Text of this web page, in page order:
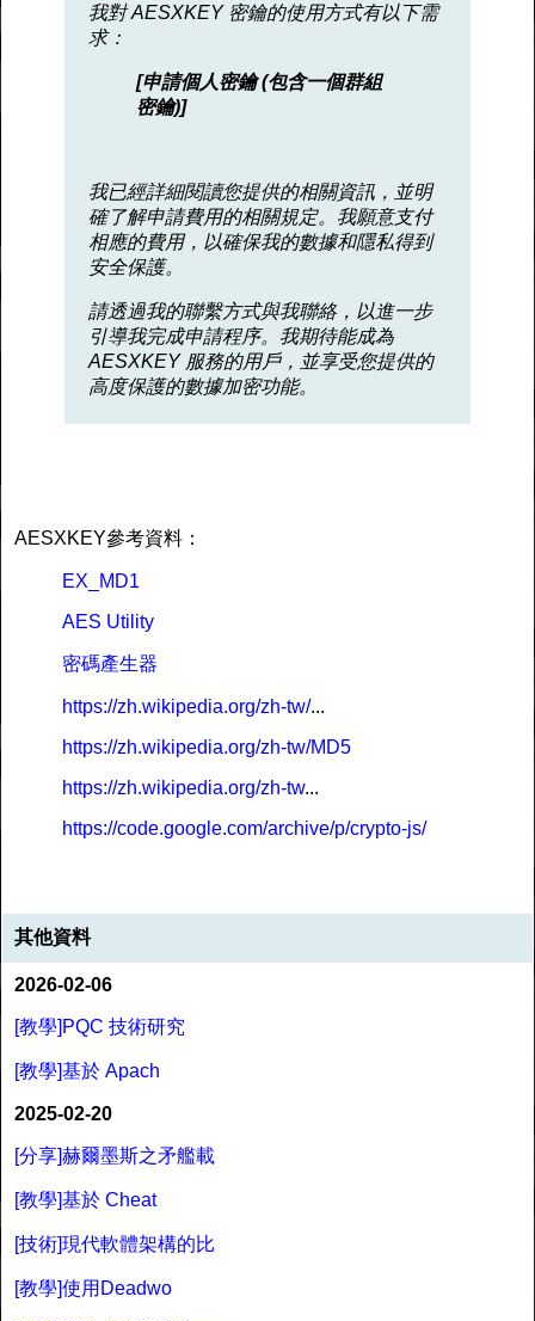
我對 AESXKEY 密鑰的使用方式有以下需
求：
[申請個人密鑰 (包含一個群組
密鑰)]
我已經詳細閱讀您提供的相關資訊，並明
確了解申請費用的相關規定。我願意支付
相應的費用，以確保我的數據和隱私得到
安全保護。
請透過我的聯繫方式與我聯絡，以進一步
引導我完成申請程序。我期待能成為
AESXKEY 服務的用戶，並享受您提供的
高度保護的數據加密功能。
AESXKEY參考資料：
EX_MD1
AES Utility
密碼產生器
https://zh.wikipedia.org/zh-tw/...
https://zh.wikipedia.org/zh-tw/MD5
https://zh.wikipedia.org/zh-tw...
https://code.google.com/archive/p/crypto-js/
其他資料
2026-02-06
[教學]PQC 技術研究
[教學]基於 Apach
2025-02-20
[分享]赫爾墨斯之矛艦載
[教學]基於 Cheat
[技術]現代軟體架構的比
[教學]使用Deadwo